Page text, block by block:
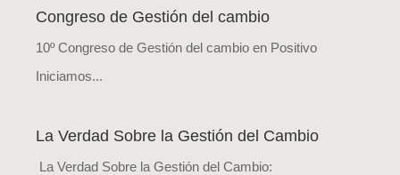
Congreso de Gestión del cambio
10º Congreso de Gestión del cambio en Positivo
Iniciamos...
La Verdad Sobre la Gestión del Cambio
La Verdad Sobre la Gestión del Cambio: